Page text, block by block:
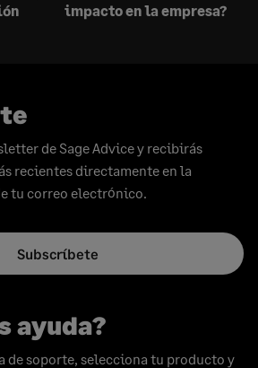
impacto en la empresa?
de Sage Advice y recibirás
recientes directamente en la
tu correo electrónico.
Subscríbete
ayuda?
de soporte, selecciona tu producto y